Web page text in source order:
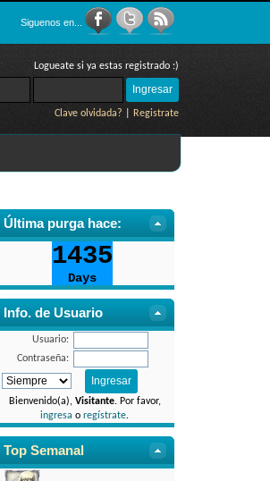
Siguenos en...
Logueate si ya estas registrado :)
Clave olvidada? Registrate
Última purga hace:
Info. de Usuario
Usuario:
Contraseña:
Bienvenido(a), Visitante. Por favor,
ingresa oregístrate.
Top Semanal